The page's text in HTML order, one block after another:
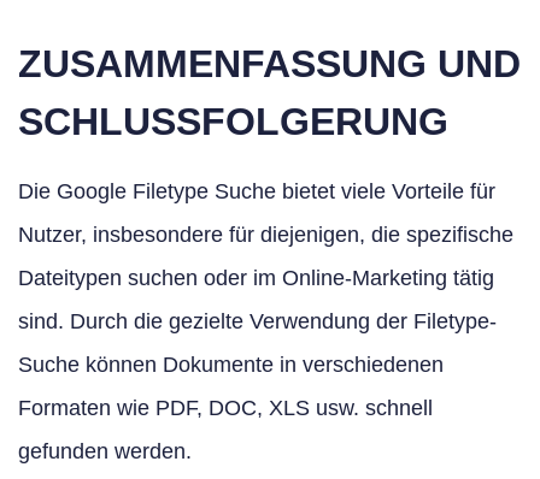
ZUSAMMENFASSUNG UND
SCHLUSSFOLGERUNG
Die Google Filetype Suche bietet viele Vorteile für
Nutzer, insbesondere für diejenigen, die spezifische
Dateitypen suchen oder im Online-Marketing tätig
sind. Durch die gezielte Verwendung der Filetype-
Suche können Dokumente in verschiedenen
Formaten wie PDF, DOC, XLS usw. schnell
gefunden werden.